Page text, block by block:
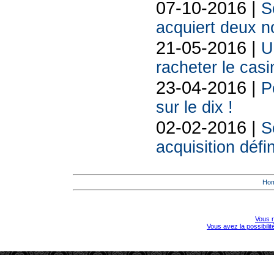
07-10-2016 |
acquiert deux
21-05-2016 |
racheter le
23-04-2016 |
sur le dix !
02-02-2016 |
acquisition
Vous
Vous avez la